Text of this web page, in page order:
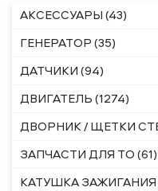
АКСЕССУАРЫ (43)
ГЕНЕРАТОР (35)
ДАТЧИКИ (94)
ДВИГАТЕЛЬ (1274)
ДВОРНИК / ЩЕТКИ
ЗАПЧАСТИ ДЛЯ ТО (61)
КАТУШКА ЗАЖИГАНИЯ